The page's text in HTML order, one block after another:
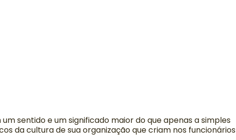
sentido e um significado maior do que apenas a simples
da cultura de sua organização que criam nos funcionários